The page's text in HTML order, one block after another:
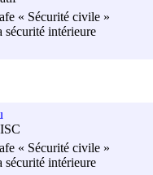
« Sécurité civile »
sécurité intérieure
« Sécurité civile »
sécurité intérieure